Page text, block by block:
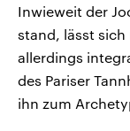
Inwieweit der
stand, lässt
allerdings
des Pariser
ihn zum